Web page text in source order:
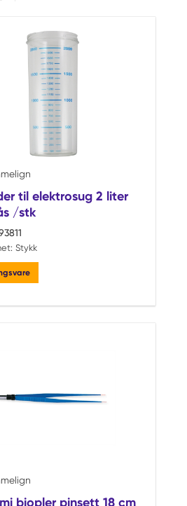
til elektrosug 2 liter
/stk
Stykk
biopler pinsett 18 cm